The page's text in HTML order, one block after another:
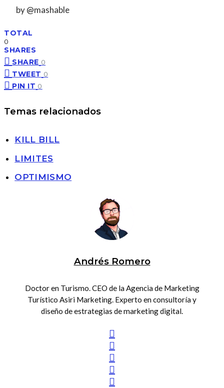
by @mashable
TOTAL
0
SHARES
SHARE 0
TWEET 0
PIN IT 0
Temas relacionados
KILL BILL
LIMITES
OPTIMISMO
Andrés Romero
Doctor en Turismo. CEO de la Agencia de Marketing
Turístico Asiri Marketing. Experto en consultoría y
diseño de estrategias de marketing digital.